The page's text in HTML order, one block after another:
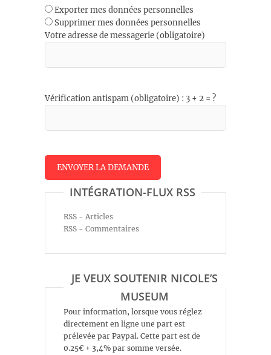
Exporter mes données personnelles
Supprimer mes données personnelles
Votre adresse de messagerie (obligatoire)
Vérification antispam (obligatoire) : 3 + 2 = ?
INTÉGRATION-FLUX RSS
RSS - Articles
RSS - Commentaires
JE VEUX SOUTENIR NICOLE’S
MUSEUM
Pour information, lorsque vous réglez
directement en ligne une part est
prélevée par Paypal. Cette part est de
0.25€ + 3,4% par somme versée.